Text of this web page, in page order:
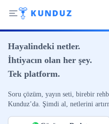
Hayalindeki netler.
İhtiyacın olan her şey.
Tek platform.
Soru çözüm, yayın seti, birebir
Kunduz’da. Şimdi al, netlerini